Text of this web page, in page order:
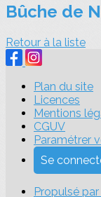
Bûche de
Retour à la liste
Plan du site
Licences
Mentions
CGUV
Paramétrer
Se
Propulsé